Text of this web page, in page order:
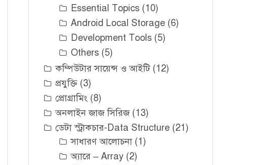
Essential Topics (10)
Android Local Storage (6)
Development Tools (5)
Others (5)
কম্পিউটার সায়েন্স ও আইটি(12)
প্রযুক্তি (3)
প্রোগ্রামিং (8)
অনলাইন জাজ সিরিজ (13)
ডেটা স্ট্রাকচার-Data Structure (21)
সাধারণ আলোচনা (1)
অ্যারে – Array (2)